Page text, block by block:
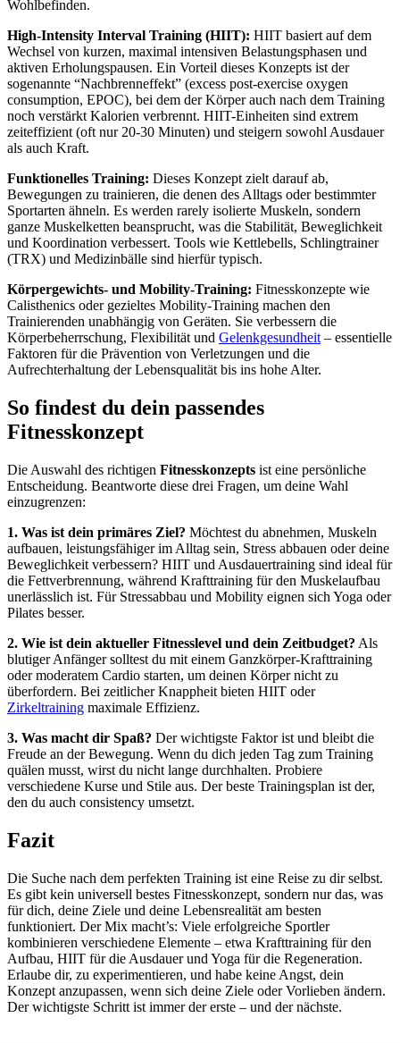
Wohlbefinden.
High-Intensity Interval Training (HIIT): HIIT basiert auf dem
Wechsel von kurzen, maximal intensiven Belastungsphasen und
aktiven Erholungspausen. Ein Vorteil dieses Konzepts ist der
sogenannte “Nachbrenneffekt” (excess post-exercise oxygen
consumption, EPOC), bei dem der Körper auch nach dem Training
noch verstärkt Kalorien verbrennt. HIIT-Einheiten sind extrem
zeiteffizient (oft nur 20-30 Minuten) und steigern sowohl Ausdauer
als auch Kraft.
Funktionelles Training: Dieses Konzept zielt darauf ab,
Bewegungen zu trainieren, die denen des Alltags oder bestimmter
Sportarten ähneln. Es werden rarely isolierte Muskeln, sondern
ganze Muskelketten beansprucht, was die Stabilität, Beweglichkeit
und Koordination verbessert. Tools wie Kettlebells, Schlingtrainer
(TRX) und Medizinbälle sind hierfür typisch.
Körpergewichts- und Mobility-Training: Fitnesskonzepte wie
Calisthenics oder gezieltes Mobility-Training machen den
Trainierenden unabhängig von Geräten. Sie verbessern die
Körperbeherrschung, Flexibilität und Gelenkgesundheit – essentielle
Faktoren für die Prävention von Verletzungen und die
Aufrechterhaltung der Lebensqualität bis ins hohe Alter.
So findest du dein passendes
Fitnesskonzept
Die Auswahl des richtigen Fitnesskonzepts ist eine persönliche
Entscheidung. Beantworte diese drei Fragen, um deine Wahl
einzugrenzen:
1. Was ist dein primäres Ziel? Möchtest du abnehmen, Muskeln
aufbauen, leistungsfähiger im Alltag sein, Stress abbauen oder deine
Beweglichkeit verbessern? HIIT und Ausdauertraining sind ideal für
die Fettverbrennung, während Krafttraining für den Muskelaufbau
unerlässlich ist. Für Stressabbau und Mobility eignen sich Yoga oder
Pilates besser.
2. Wie ist dein aktueller Fitnesslevel und dein Zeitbudget? Als
blutiger Anfänger solltest du mit einem Ganzkörper-Krafttraining
oder moderatem Cardio starten, um deinen Körper nicht zu
überfordern. Bei zeitlicher Knappheit bieten HIIT oder
Zirkeltraining maximale Effizienz.
3. Was macht dir Spaß? Der wichtigste Faktor ist und bleibt die
Freude an der Bewegung. Wenn du dich jeden Tag zum Training
quälen musst, wirst du nicht lange durchhalten. Probiere
verschiedene Kurse und Stile aus. Der beste Trainingsplan ist der,
den du auch consistency umsetzt.
Fazit
Die Suche nach dem perfekten Training ist eine Reise zu dir selbst.
Es gibt kein universell bestes Fitnesskonzept, sondern nur das, was
für dich, deine Ziele und deine Lebensrealität am besten
funktioniert. Der Mix macht’s: Viele erfolgreiche Sportler
kombinieren verschiedene Elemente – etwa Krafttraining für den
Aufbau, HIIT für die Ausdauer und Yoga für die Regeneration.
Erlaube dir, zu experimentieren, und habe keine Angst, dein
Konzept anzupassen, wenn sich deine Ziele oder Vorlieben ändern.
Der wichtigste Schritt ist immer der erste – und der nächste.